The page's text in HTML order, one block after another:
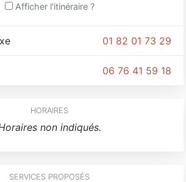
Afficher l'itinéraire ?
01 82 01 73 29
06 76 41 59 18
HORAIRES
non indiqués.
SERVICES PROPOSÉS